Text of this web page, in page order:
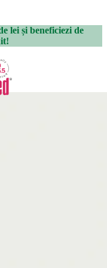
lei și beneficiezi de